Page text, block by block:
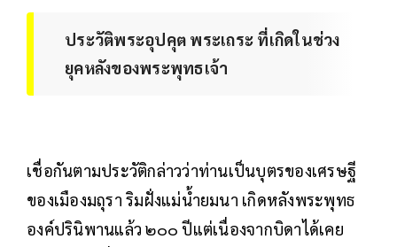
ประวัติพระอุปคุต พระเถระ ที่เกิดในช่วง
ยุคหลังของพระพุทธเจ้า
เชื่อกันตามประวัติกล่าวว่าท่านเป็นบุตรของเศรษฐี
ของเมืองมถุรา ริมฝั่งแม่น้ำยมนา เกิดหลังพระพุทธ
องค์ปรินิพานแล้ว ๒๐๐ ปีแต่เนื่องจากบิดาได้เคย